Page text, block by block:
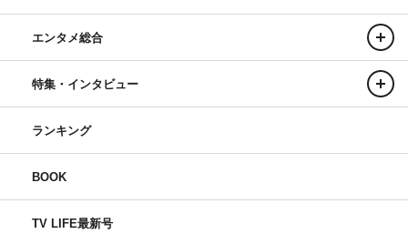
エンタメ総合
特集・インタビュー
ランキング
BOOK
TV LIFE最新号